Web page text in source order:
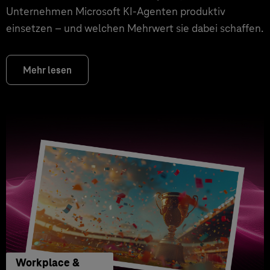
Unternehmen Microsoft KI-Agenten produktiv
einsetzen – und welchen Mehrwert sie dabei schaffen.
Mehr lesen
Workplace &